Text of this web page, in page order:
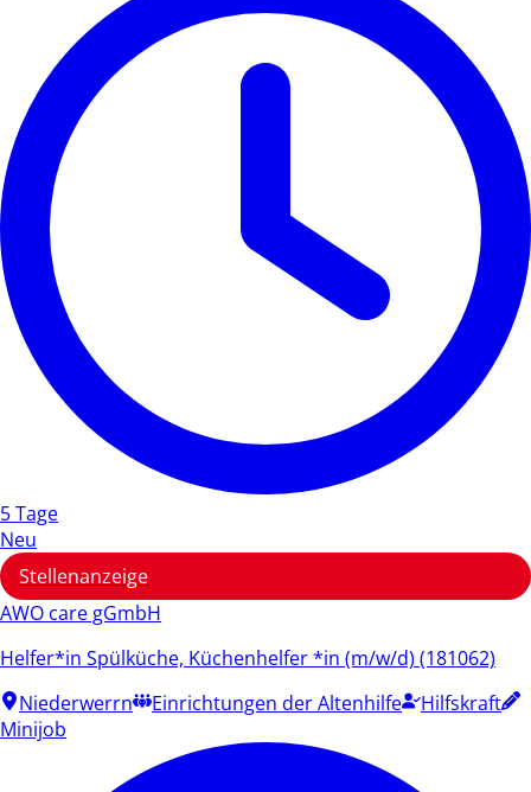
5 Tage
Neu
Stellenanzeige
AWO care gGmbH
Helfer*in Spülküche, Küchenhelfer *in (m/w/d) (181062)
Niederwerrn
Einrichtungen der Altenhilfe
Hilfskraft
Minijob